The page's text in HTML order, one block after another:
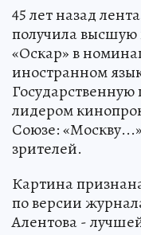
45 лет назад
получила высшую
«Оскар» в
иностранном
лидером
Союзе:
зрителей.
Картина
по версии
Алентова -